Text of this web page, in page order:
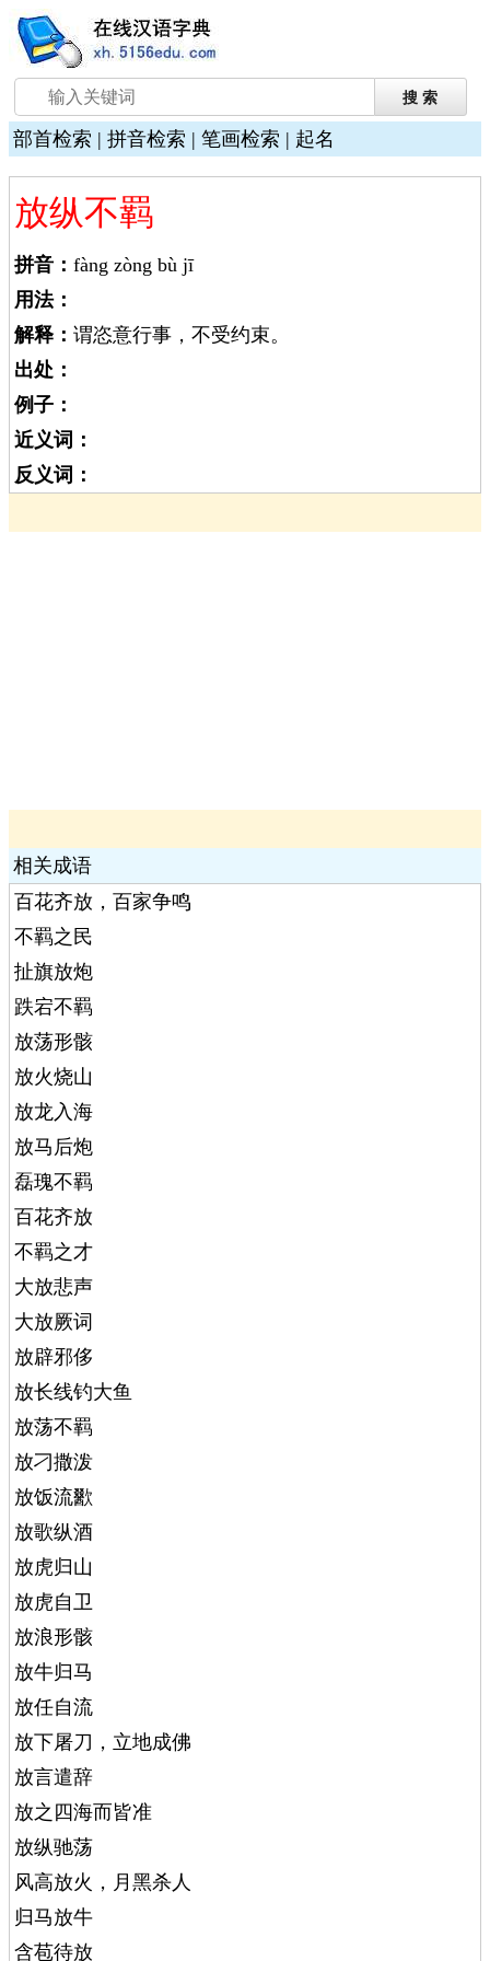
部首检索 | 拼音检索 | 笔画检索 | 起名
放纵不羁
拼音： fàng zòng bù jī
用法：
解释： 谓恣意行事，不受约束。
出处：
例子：
近义词：
反义词：
相关成语
百花齐放，百家争鸣
不羁之民
扯旗放炮
跌宕不羁
放荡形骸
放火烧山
放龙入海
放马后炮
磊瑰不羁
百花齐放
不羁之才
大放悲声
大放厥词
放辟邪侈
放长线钓大鱼
放荡不羁
放刁撒泼
放饭流歠
放歌纵酒
放虎归山
放虎自卫
放浪形骸
放牛归马
放任自流
放下屠刀，立地成佛
放言遣辞
放之四海而皆准
放纵驰荡
风高放火，月黑杀人
归马放牛
含苞待放